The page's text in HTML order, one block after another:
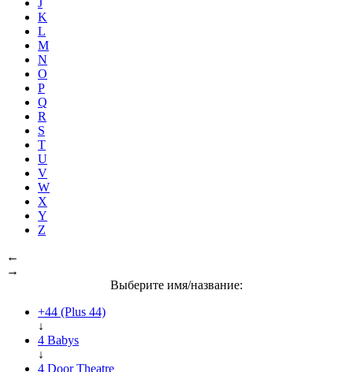
K
L
M
N
O
P
Q
R
S
T
U
V
W
X
Y
Z
←
→
Выберите имя/название:
+44 (Plus 44)
↓
4 Babys
↓
4 Door Theatre